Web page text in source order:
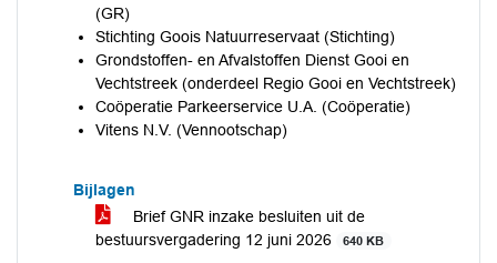
(GR)
Stichting Goois Natuurreservaat (Stichting)
Grondstoffen- en Afvalstoffen Dienst Gooi en
Vechtstreek (onderdeel Regio Gooi en Vechtstreek)
Coöperatie Parkeerservice U.A. (Coöperatie)
Vitens N.V. (Vennootschap)
Bijlagen
Brief GNR inzake besluiten uit de
bestuursvergadering 12 juni 2026
640 KB